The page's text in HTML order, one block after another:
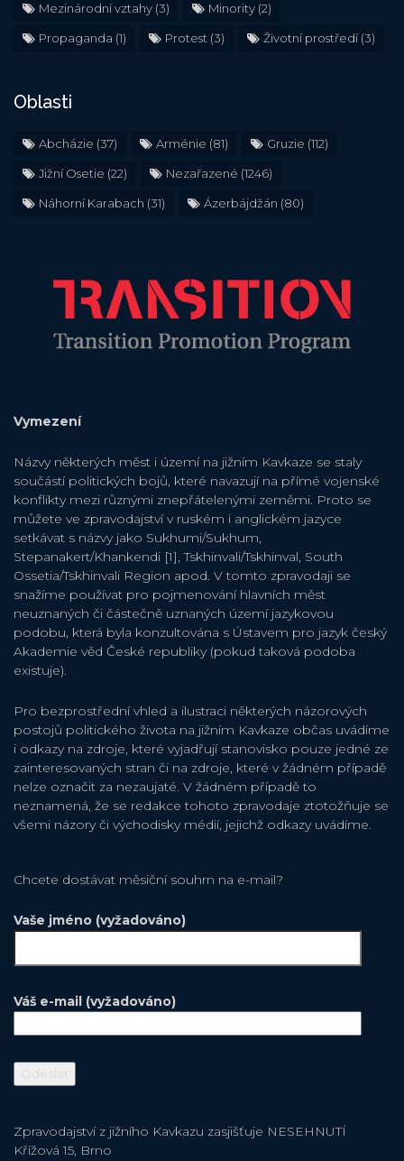
Mezinárodní vztahy (3) Minority (2)
Propaganda (1) Protest (3) Životní prostředí(3)
Oblasti
Abcházie (37) Arménie (81) Gruzie (112)
Jižní Osetie (22) Nezařazené (1246)
Náhorní Karabach (31) Ázerbájdžán (80)
Vymezení
Názvy některých měst i území na jižním Kavkaze se staly
součástí politických bojů, které navazují na přímé vojenské
konflikty mezi různými znepřátelenými zeměmi. Proto se
můžete ve zpravodajství v ruském i anglickém jazyce
setkávat s názvy jako Sukhumi/Sukhum,
Stepanakert/Khankendi [1], Tskhinvali/Tskhinval, South
Ossetia/Tskhinvali Region apod. V tomto zpravodaji se
snažíme používat pro pojmenování hlavních měst
neuznaných či částečně uznaných území jazykovou
podobu, která byla konzultována s Ústavem pro jazyk český
Akademie věd České republiky (pokud taková podoba
existuje).
Pro bezprostřední vhled a ilustraci některých názorových
postojů politického života na jižním Kavkaze občas uvádíme
i odkazy na zdroje, které vyjadřují stanovisko pouze jedné ze
zainteresovaných stran či na zdroje, které v žádném případě
nelze označit za nezaujaté. V žádném případě to
neznamená, že se redakce tohoto zpravodaje ztotožňuje se
všemi názory či východisky médií, jejichž odkazy uvádíme.
Chcete dostávat měsiční souhrn na e-mail?
Vaše jméno (vyžadováno)
Váš e-mail (vyžadováno)
Zpravodajství z jižního Kavkazu zasjišťuje NESEHNUTÍ
Křížová 15, Brno